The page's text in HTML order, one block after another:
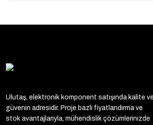
Ulutaş, elektronik komponent satışında kalite ve
güvenin adresidir. Proje bazlı fiyatlandırma ve
stok avantajlarıyla, mühendislik çözümlerinizde